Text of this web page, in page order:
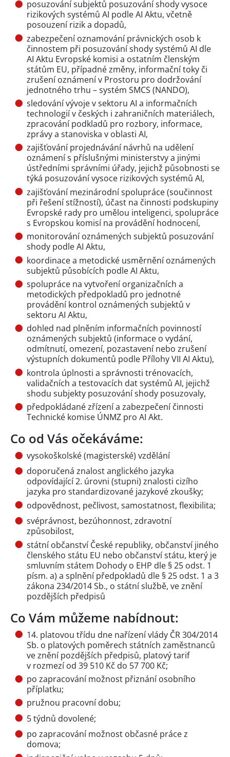
posuzování subjektů posuzování shody vysoce
rizikových systémů AI podle AI Aktu, včetně
posouzení rizik a dopadů,
zabezpečení oznamování právnických osob k
činnostem při posuzování shody systémů AI dle
AI Aktu Evropské komisi a ostatním členským
státům EU, případné změny, informační toky či
zrušení oznámení v Prostoru pro dodržování
jednotného trhu – systém SMCS (NANDO),
sledování vývoje v sektoru AI a informačních
technologií v českých i zahraničních materiálech,
zpracování podkladů pro rozbory, informace,
zprávy a stanoviska v oblasti AI,
zajišťování projednávání návrhů na udělení
oznámení s příslušnými ministerstvy a jinými
ústředními správními úřady, jejichž působnosti se
týká posuzování vysoce rizikových systémů AI,
zajišťování mezinárodní spolupráce (součinnost
při řešení stížností), účast na činnosti podskupiny
Evropské rady pro umělou inteligenci, spolupráce
s Evropskou komisí na provádění hodnocení,
monitorování oznámených subjektů posuzování
shody podle AI Aktu,
koordinace a metodické usměrnění oznámených
subjektů působících podle AI Aktu,
spolupráce na vytvoření organizačních a
metodických předpokladů pro jednotné
provádění kontrol oznámených subjektů v
sektoru AI Aktu,
dohled nad plněním informačních povinností
oznámených subjektů (informace o vydání,
odmítnutí, omezení, pozastavení nebo zrušení
výstupních dokumentů podle Přílohy VII AI Aktu),
kontrola úplnosti a správnosti trénovacích,
validačních a testovacích dat systémů AI, jejichž
shodu subjekty posuzování shody posuzovaly,
předpokládané zřízení a zabezpečení činnosti
Technické komise ÚNMZ pro AI Akt.
Co od Vás očekáváme:
vysokoškolské (magisterské) vzdělání
doporučená znalost anglického jazyka
odpovídající 2. úrovni (stupni) znalosti cizího
jazyka pro standardizované jazykové zkoušky;
odpovědnost, pečlivost, samostatnost, flexibilita;
svéprávnost, bezúhonnost, zdravotní
způsobilost,
státní občanství České republiky, občanství jiného
členského státu EU nebo občanství státu, který je
smluvním státem Dohody o EHP dle § 25 odst. 1
písm. a) a splnění předpokladů dle § 25 odst. 1 a 3
zákona 234/2014 Sb., o státní službě, ve znění
pozdějších předpisů
Co Vám můžeme nabídnout:
14. platovou třídu dne nařízení vlády ČR 304/2014
Sb. o platových poměrech státních zaměstnanců
ve znění pozdějších předpisů, platový tarif
v rozmezí od 39 510 Kč do 57 700 Kč;
po zapracování možnost přiznání osobního
příplatku;
pružnou pracovní dobu;
5 týdnů dovolené;
po zapracování možnost občasné práce z
domova;